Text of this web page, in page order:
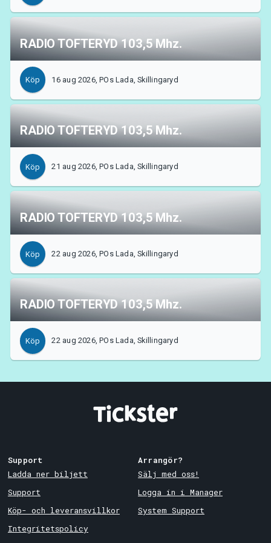
RADIO TOFTERYD 103,5 Mhz.
Köp 16 aug 2026, POs Lada, Skillingaryd
RADIO TOFTERYD 103,5 Mhz.
Köp 21 aug 2026, POs Lada, Skillingaryd
RADIO TOFTERYD 103,5 Mhz.
Köp 22 aug 2026, POs Lada, Skillingaryd
RADIO TOFTERYD 103,5 Mhz.
Köp 22 aug 2026, POs Lada, Skillingaryd
Support
Ladda ner biljett
Support
Köp- och leveransvillkor
Integritetspolicy
Arrangör?
Sälj med oss!
Logga in i Manager
System Support